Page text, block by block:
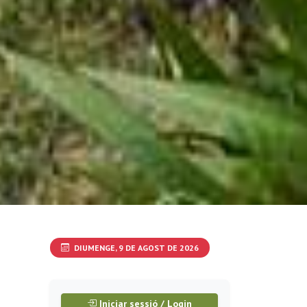
DIUMENGE, 9 DE AGOST DE 2026
Iniciar sessió / Login